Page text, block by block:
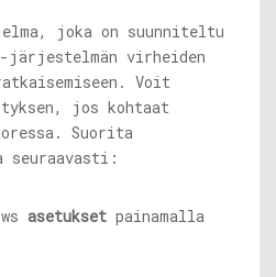
joka on suunniteltu
järjestelmän virheiden
Voit
jos kohtaat
Suorita
seuraavasti:
asetukset painamalla